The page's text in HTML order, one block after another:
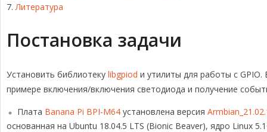
Литература
Постановка задачи
Установить библиотеку libgpiod и утилиты для работы с
примере включения/включения светодиода и получение
Плата Banana Pi BPI-M64 установлена версия
основанная на Ubuntu 18.04.5 LTS (Bionic Beaver), ядро Linux